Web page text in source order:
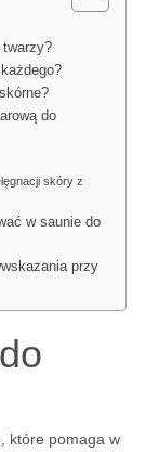
do
skóry z
w saunie do
przy
które pomaga w